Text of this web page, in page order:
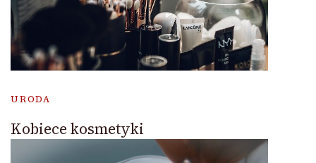
URODA
Kobiece kosmetyki